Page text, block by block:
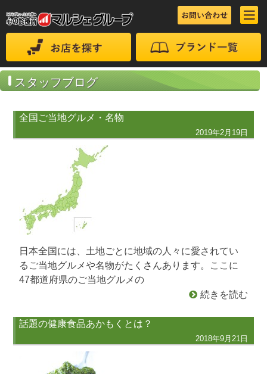
スタッフブログ
全国ご当地グルメ・名物
2019年2月19日
日本全国には、土地ごとに地域の人々に愛されてい
るご当地グルメや名物がたくさんあります。ここに
47都道府県のご当地グルメの
続きを読む
話題の健康食品あかもくとは？
2018年9月21日